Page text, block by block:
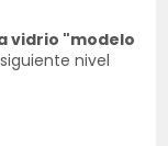
vidrio "modelo
nivel